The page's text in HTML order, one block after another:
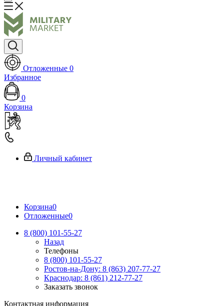
Отложенные 0
Избранное
0
Корзина
Личный кабинет
Корзина0
Отложенные0
8 (800) 101-55-27
Назад
Телефоны
8 (800) 101-55-27
Ростов-на-Дону: 8 (863) 207-77-27
Краснодар: 8 (861) 212-77-27
Заказать звонок
Контактная информация